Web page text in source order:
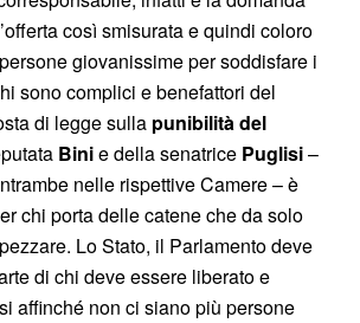
così smisurata e quindi coloro
giovanissime per soddisfare i
sono complici e benefattori del
di legge sulla punibilità del
Binie della senatrice Puglisi–
nelle rispettive Camere – è
chi porta delle catene che da solo
Lo Stato, il Parlamento deve
di chi deve essere liberato e
affinché non ci siano più persone